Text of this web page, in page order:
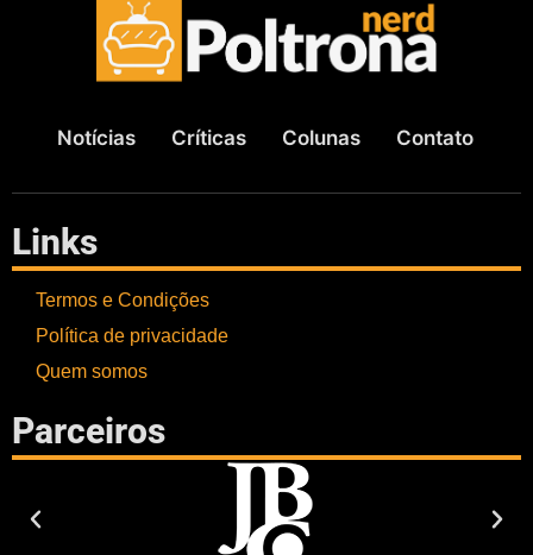
Notícias Críticas Colunas Contato
Links
Termos e Condições
Política de privacidade
Quem somos
Parceiros